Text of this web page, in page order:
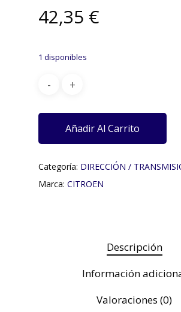
42,35 €
1 disponibles
Añadir Al Carrito
Categoría: DIRECCIÓN /
Marca: CITROEN
Descripción
Información
Valoraciones (0)